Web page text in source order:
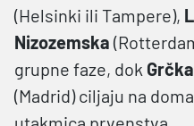
(Helsinki ili Tampere),
Nizozemska
grupne faze, dok Grčka
(Madrid) ciljaju na